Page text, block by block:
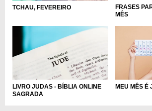
TCHAU, FEVEREIRO
FRASES
MÊS
LIVRO JUDAS - BÍBLIA ONLINE
SAGRADA
MEU MÊS É